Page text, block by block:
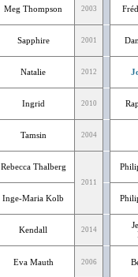
Meg Thompson 2003
Sapphire 2001
Natalie 2012
Ingrid 2010
Tamsin 2004
Rebecca Thalberg
2011
Inge-Maria Kolb
Kendall 2014
Eva Mauth 2006